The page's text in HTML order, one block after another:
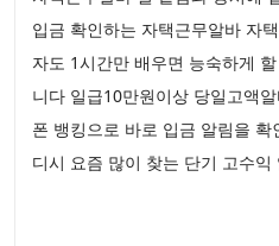
입금 확인하는 자택근무알바 자
자도 1시간만 배우면 능숙하게
니다 일급10만원이상 당일고액
폰 뱅킹으로 바로 입금 알림을
디시 요즘 많이 찾는 단기 고수익